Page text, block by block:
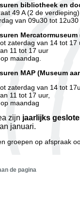
bibliotheek en
49 A (2 de
van 09u30 tot
zaterdag van 14 tot 17
11 tot 17 uur
maandag.
MAP (Museum
zaterdag van 14 tot
11 tot 17 uur,
maandag
zijn jaarlijks
januari.
groepen op afspraak
de pagina